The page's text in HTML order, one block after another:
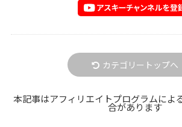
カテゴリートップへ
本記事はアフィリエイトプログラムによ
合があります